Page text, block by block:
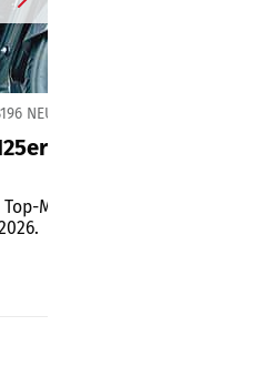
NEUZULASSUNGEN JUNI 2026
im ersten Halbjahr
Modelle, Top-Marken,